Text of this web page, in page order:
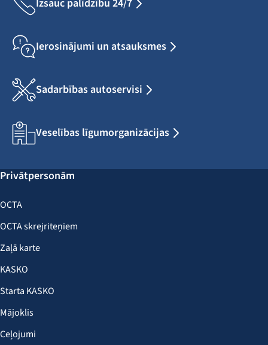
Izsauc palīdzību 24/7
Ierosinājumi un atsauksmes
Sadarbības autoservisi
Veselības līgumorganizācijas
Privātpersonām
OCTA
OCTA skrejriteņiem
Zaļā karte
KASKO
Starta KASKO
Mājoklis
Ceļojumi